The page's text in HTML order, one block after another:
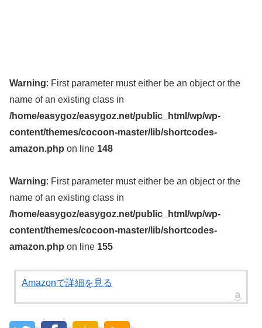
Warning: First parameter must either be an object or the
name of an existing class in
/home/easygoz/easygoz.net/public_html/wp/wp-
content/themes/cocoon-master/lib/shortcodes-
amazon.php on line 148
Warning: First parameter must either be an object or the
name of an existing class in
/home/easygoz/easygoz.net/public_html/wp/wp-
content/themes/cocoon-master/lib/shortcodes-
amazon.php on line 155
Amazonで詳細を見る